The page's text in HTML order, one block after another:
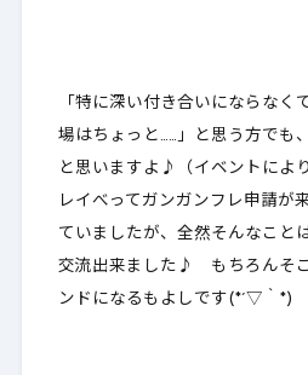
「特に深い付き合いにならなく
場はちょっと……」と思う方でも
と思いますよ♪（イベントによ
レイべってガンガンフレ申請が
ていましたが、全然そんなこと
交流出来ました♪ もちろんそ
ンドになるもよしです(*´▽｀*)